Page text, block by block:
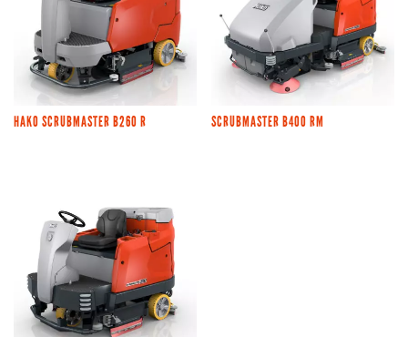
HAKO SCRUBMASTER B260 R SCRUBMASTER B400 RM